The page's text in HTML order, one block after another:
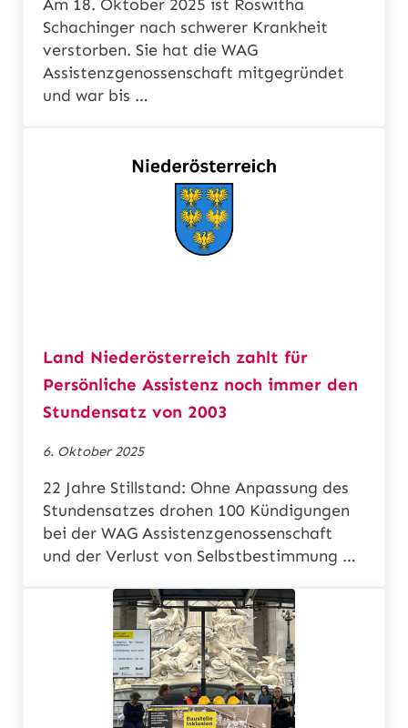
Am 18. Oktober 2025 ist Roswitha
Schachinger nach schwerer Krankheit
verstorben. Sie hat die WAG
Assistenzgenossenschaft mitgegründet
und war bis …
Land Niederösterreich zahlt für
Persönliche Assistenz noch immer den
Stundensatz von 2003
6. Oktober 2025
22 Jahre Stillstand: Ohne Anpassung des
Stundensatzes drohen 100 Kündigungen
bei der WAG Assistenzgenossenschaft
und der Verlust von Selbstbestimmung …